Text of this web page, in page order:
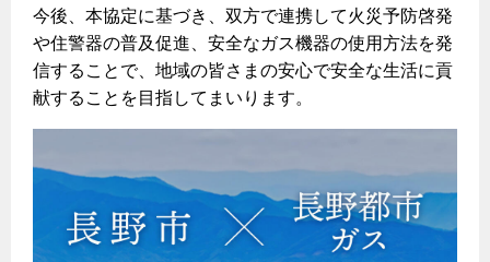
故障診断
ガス工事について
ガス工事に関する約款・委託要件・内管工事見積単価表
新しく都市ガスをご利用したい方へ
道路・敷地内で工事をされる皆さまへ
40代～50代
60代
プロパンガスから都市ガスへの切り替え
都市ガス切り替え事例
バスルーム
エコジョーズ
ミストサウナ
衣類乾燥機
リフォームについてのお問い合わせ
停電時の対応
よくあるご質問
今後、本協定に基づき、双方で連携して火災予防啓発
や住警器の普及促進、安全なガス機器の使用方法を発
信することで、地域の皆さまの安心で安全な生活に貢
献することを目指してまいります。